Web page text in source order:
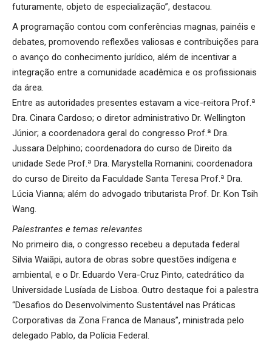
futuramente, objeto de especialização”, destacou.
A programação contou com conferências magnas, painéis e
debates, promovendo reflexões valiosas e contribuições para
o avanço do conhecimento jurídico, além de incentivar a
integração entre a comunidade acadêmica e os profissionais
da área.
Entre as autoridades presentes estavam a vice-reitora Prof.ª
Dra. Cinara Cardoso; o diretor administrativo Dr. Wellington
Júnior; a coordenadora geral do congresso Prof.ª Dra.
Jussara Delphino; coordenadora do curso de Direito da
unidade Sede Prof.ª Dra. Marystella Romanini; coordenadora
do curso de Direito da Faculdade Santa Teresa Prof.ª Dra.
Lúcia Vianna; além do advogado tributarista Prof. Dr. Kon Tsih
Wang.
Palestrantes e temas relevantes
No primeiro dia, o congresso recebeu a deputada federal
Silvia Waiãpi, autora de obras sobre questões indígena e
ambiental, e o Dr. Eduardo Vera-Cruz Pinto, catedrático da
Universidade Lusíada de Lisboa. Outro destaque foi a palestra
“Desafios do Desenvolvimento Sustentável nas Práticas
Corporativas da Zona Franca de Manaus”, ministrada pelo
delegado Pablo, da Polícia Federal.